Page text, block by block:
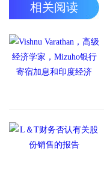
相关阅读